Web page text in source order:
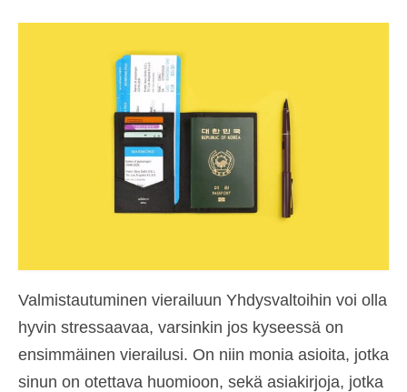
Hakemus
Hrvatski(Kroatia )
Čeština(Tsekki
Dansk(Tanska)
English Englanti
Eesti
Valmistautuminen vierailuun Yhdysvaltoihin voi olla
hyvin stressaavaa, varsinkin jos kyseessä on
ensimmäinen vierailusi. On niin monia asioita, jotka
sinun on otettava huomioon, sekä asiakirjoja, jotka